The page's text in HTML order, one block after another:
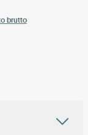
brutto